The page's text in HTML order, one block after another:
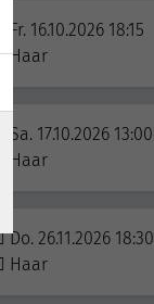
Fr. 16.10.2026 18:15
Haar
Sa. 17.10.2026 13:00
Haar
Do. 26.11.2026 18:30
Haar